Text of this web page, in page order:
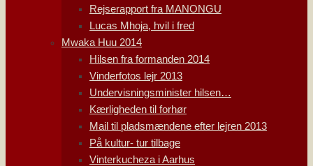
Rejserapport fra MANONGU
Lucas Mhoja, hvil i fred
Mwaka Huu 2014
Hilsen fra formanden 2014
Vinderfotos lejr 2013
Undervisningsminister hilsen…
Kærligheden til forhør
Mail til pladsmændene efter lejren 2013
På kultur- tur tilbage
Vinterkucheza i Aarhus